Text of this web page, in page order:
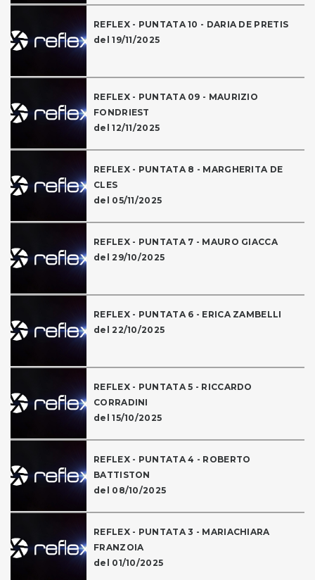
REFLEX - PUNTATA 10 - DARIA DE PRETIS
del 19/11/2025
REFLEX - PUNTATA 09 - MAURIZIO
FONDRIEST
del 12/11/2025
REFLEX - PUNTATA 8 - MARGHERITA DE
CLES
del 05/11/2025
REFLEX - PUNTATA 7 - MAURO GIACCA
del 29/10/2025
REFLEX - PUNTATA 6 - ERICA ZAMBELLI
del 22/10/2025
REFLEX - PUNTATA 5 - RICCARDO
CORRADINI
del 15/10/2025
REFLEX - PUNTATA 4 - ROBERTO
BATTISTON
del 08/10/2025
REFLEX - PUNTATA 3 - MARIACHIARA
FRANZOIA
del 01/10/2025